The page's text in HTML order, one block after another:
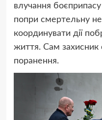
влучання
попри смертельну
координувати дії
життя. Сам
поранення.